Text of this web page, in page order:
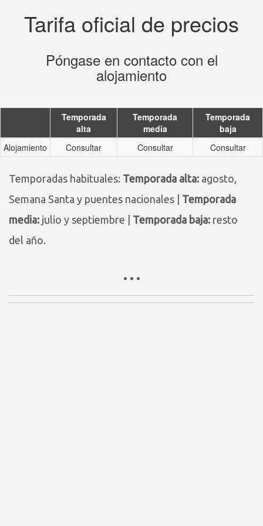
Tarifa oficial de precios
Póngase en contacto con el
alojamiento
Temporada
alta
Temporada
media
Temporada
baja
Alojamiento
Consultar Consultar Consultar
Temporadas habituales: Temporada alta: agosto,
Semana Santa y puentes nacionales | Temporada
media: julio y septiembre | Temporada baja: resto
del año.
• • •